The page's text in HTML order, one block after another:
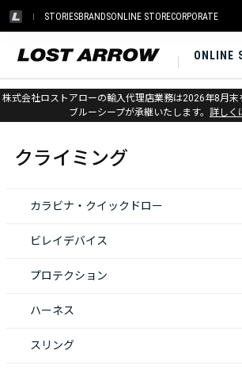
STORIESBRANDSONLINE STORECORPORATE
ONLINE
株式会社ロストアローの輸入代理店業務は2026年8月
ブルーシープが承継いたします。 詳しく
ホーム > クライミング
クライミング
カラビナ・クイックドロー
ビレイデバイス
プロテクション
ハーネス
スリング